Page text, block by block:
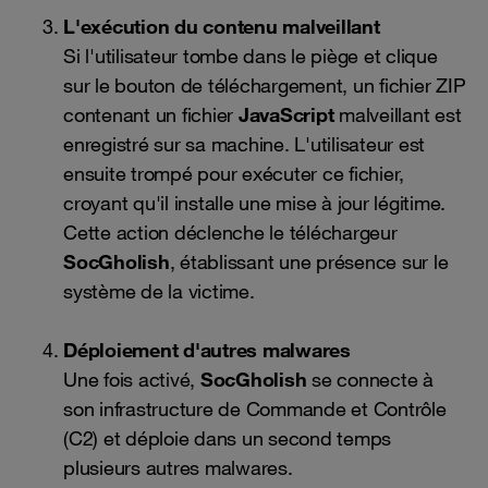
L'exécution du contenu malveillant
Si l'utilisateur tombe dans le piège et clique
sur le bouton de téléchargement, un fichier ZIP
contenant un fichier JavaScript malveillant est
enregistré sur sa machine. L'utilisateur est
ensuite trompé pour exécuter ce fichier,
croyant qu'il installe une mise à jour légitime.
Cette action déclenche le téléchargeur
SocGholish, établissant une présence sur le
système de la victime.
Déploiement d'autres malwares
Une fois activé, SocGholish se connecte à
son infrastructure de Commande et Contrôle
(C2) et déploie dans un second temps
plusieurs autres malwares.